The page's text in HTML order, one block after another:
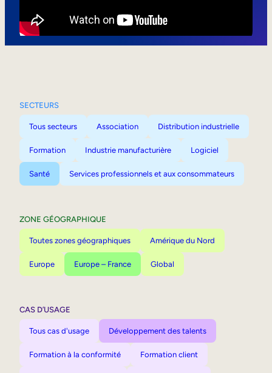
SECTEURS
Tous secteurs Association Distribution industrielle
Formation Industrie manufacturière Logiciel
Santé Services professionnels et aux consommateurs
ZONE GÉOGRAPHIQUE
Toutes zones géographiques Amérique du Nord
Europe Europe – France Global
CAS D’USAGE
Tous cas d'usage Développement des talents
Formation à la conformité Formation client